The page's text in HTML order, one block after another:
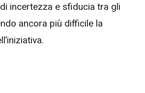
incertezza e sfiducia tra gli
ancora più difficile la